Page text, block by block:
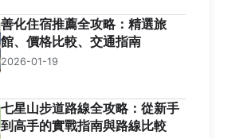
善化住宿推薦全攻略：精選旅
館、價格比較、交通指南
2026-01-19
七星山步道路線全攻略：從新手
到高手的實戰指南與路線比較